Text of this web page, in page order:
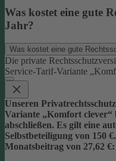
Was kostet eine gute
Jahr?
Was kostet eine gute
Die private
Service-Tarif-Variante
Unseren
Variante „Komfort clever“
abschließen. Es gilt eine
Selbstbeteiligung von 150 €.
Monatsbeitrag von 27,62 €: